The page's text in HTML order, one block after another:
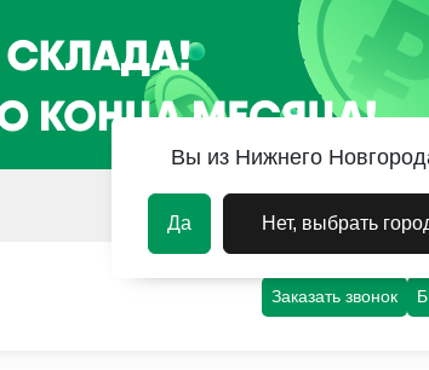
Заказать звонок
Вы из Нижнего
Да Нет, выбрать